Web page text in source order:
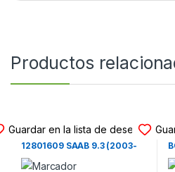
Productos
Guardar en la lista de deseos
BOTONERAS DEL VOLANTE
12801609 SAAB 9.3 (2003-
2005)